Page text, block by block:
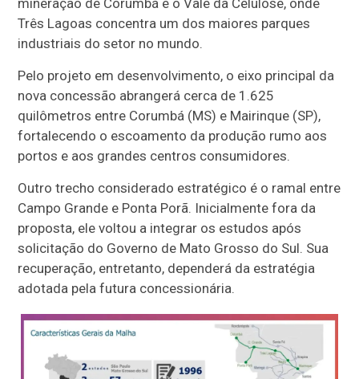
Três Lagoas concentra um dos maiores parques
industriais do setor no mundo.
Pelo projeto em desenvolvimento, o eixo principal da
nova concessão abrangerá cerca de 1.625
quilômetros entre Corumbá (MS) e Mairinque (SP),
fortalecendo o escoamento da produção rumo aos
portos e aos grandes centros consumidores.
Outro trecho considerado estratégico é o ramal entre
Campo Grande e Ponta Porã. Inicialmente fora da
proposta, ele voltou a integrar os estudos após
solicitação do Governo de Mato Grosso do Sul. Sua
recuperação, entretanto, dependerá da estratégia
adotada pela futura concessionária.